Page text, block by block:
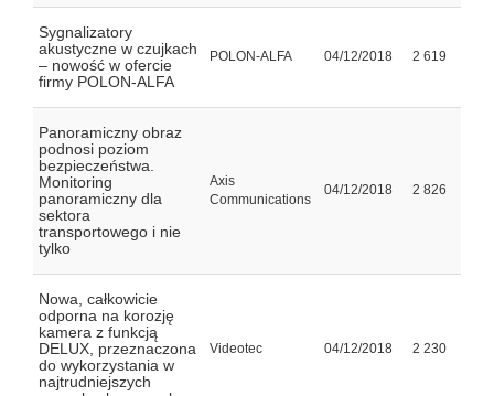
Sygnalizatory
akustyczne w czujkach
– nowość w ofercie
firmy POLON-ALFA
POLON-ALFA 04/12/2018 2 619
Panoramiczny obraz
podnosi poziom
bezpieczeństwa.
Monitoring
panoramiczny dla
sektora
transportowego i nie
tylko
Axis
Communications
04/12/2018 2 826
Nowa, całkowicie
odporna na korozję
kamera z funkcją
DELUX, przeznaczona
do wykorzystania w
najtrudniejszych
Videotec 04/12/2018 2 230